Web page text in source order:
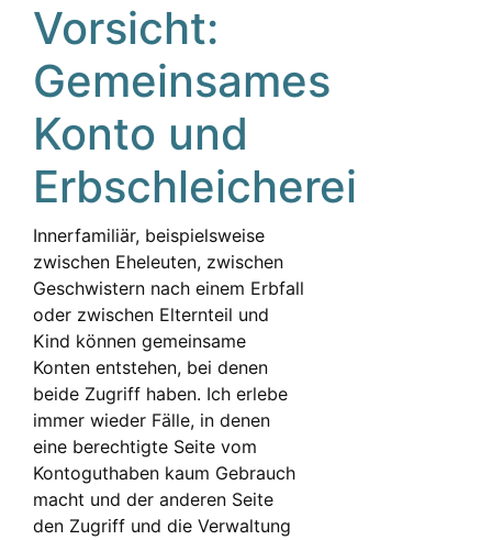
Vorsicht:
Gemeinsames
Konto und
Erbschleicherei
Innerfamiliär, beispielsweise
zwischen Eheleuten, zwischen
Geschwistern nach einem Erbfall
oder zwischen Elternteil und
Kind können gemeinsame
Konten entstehen, bei denen
beide Zugriff haben. Ich erlebe
immer wieder Fälle, in denen
eine berechtigte Seite vom
Kontoguthaben kaum Gebrauch
macht und der anderen Seite
den Zugriff und die Verwaltung